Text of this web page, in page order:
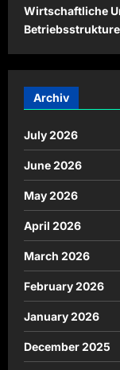
Wirtschaftliche
Archiv
July 2026
June 2026
May 2026
April 2026
March 2026
February 2026
January 2026
December 2025